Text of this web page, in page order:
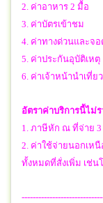
2. ค่าอาหาร 2 มื้อ
3. ค่าบัตรเข้าชม
4. ค่าทางด่วนและจอ
5. ค่าประกันอุบัติเหตุ
6. ค่าเจ้าหน้านำเที่ย
อัตราค่าบริการนี้ไม่
1. ภาษีหัก ณ ที่จ่าย
2. ค่าใช้จ่ายนอกเหนื
ทั้งหมดที่สั่งเพิ่ม เช่น